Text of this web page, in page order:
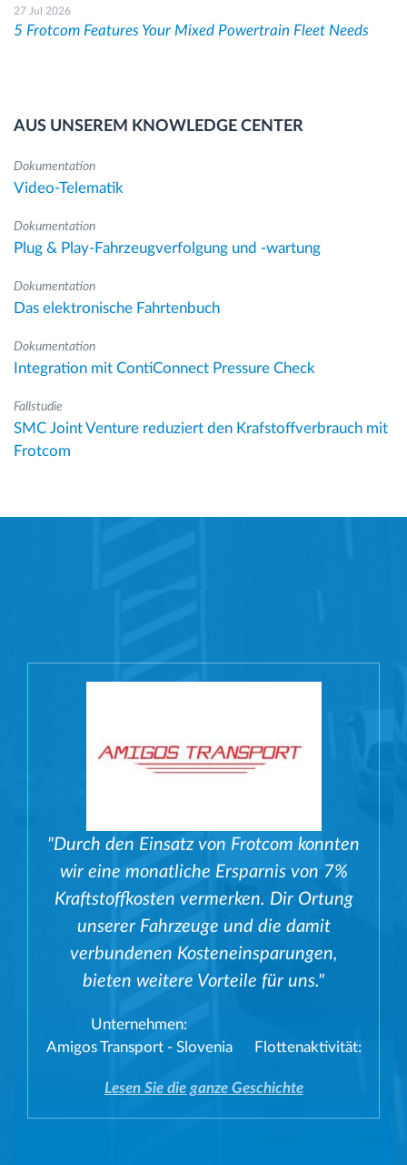
27 Jul 2026
5 Frotcom Features Your Mixed Powertrain Fleet Needs
AUS UNSEREM KNOWLEDGE CENTER
Dokumentation
Video-Telematik
Dokumentation
Plug & Play-Fahrzeugverfolgung und -wartung
Dokumentation
Das elektronische Fahrtenbuch
Dokumentation
Integration mit ContiConnect Pressure Check
Fallstudie
SMC Joint Venture reduziert den Krafstoffverbrauch mit
Frotcom
"Durch den Einsatz von Frotcom konnten
wir eine monatliche Ersparnis von 7%
Kraftstoffkosten vermerken. Dir Ortung
unserer Fahrzeuge und die damit
verbundenen Kosteneinsparungen,
bieten weitere Vorteile für uns."
Unternehmen:
Amigos Transport - Slovenia
Flottenaktivität:
Lesen Sie die ganze Geschichte